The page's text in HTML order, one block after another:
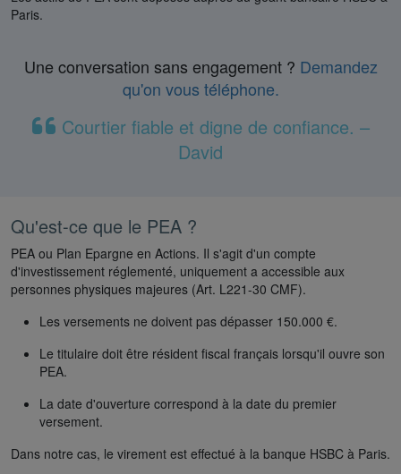
Paris.
Une conversation sans engagement ? Demandez
qu'on vous téléphone.
Courtier fiable et digne de confiance. –
David
Qu'est-ce que le PEA ?
PEA ou Plan Epargne en Actions. Il s'agit d'un compte
d'investissement réglementé, uniquement a accessible aux
personnes physiques majeures (Art. L221-30 CMF).
Les versements ne doivent pas dépasser 150.000 €.
Le titulaire doit être résident fiscal français lorsqu'il ouvre son
PEA.
La date d'ouverture correspond à la date du premier
versement.
Dans notre cas, le virement est effectué à la banque HSBC à Paris.